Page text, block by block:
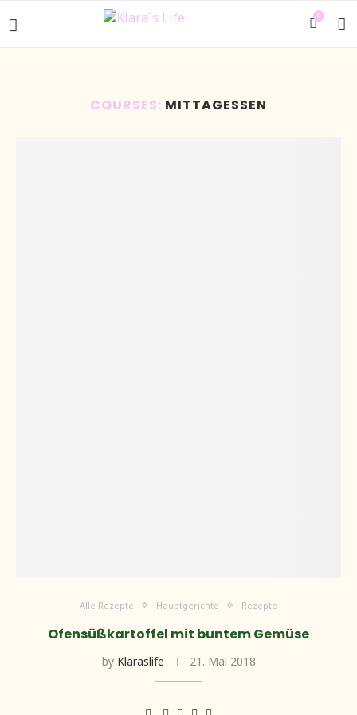
0
COURSES: MITTAGESSEN
Alle Rezepte Hauptgerichte Rezepte
Ofensüßkartoffel mit buntem Gemüse
by Klaraslife 21. Mai 2018